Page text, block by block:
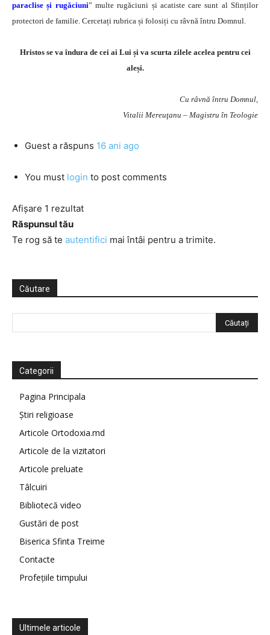
paraclise și rugăciuni” multe rugăciuni și acatiste care sunt al Sfinților
protectori de familie. Cercetați rubrica și folosiți cu râvnă întru Domnul.
Hristos se va îndura de cei ai Lui și va scurta zilele acelea pentru cei
aleși.
Cu râvnă întru Domnul,
Vitalii Mereuţanu – Magistru în Teologie
Guest a răspuns 16 ani ago
You must login to post comments
Afișare 1 rezultat
Răspunsul tău
Te rog să te autentifici mai întâi pentru a trimite.
Căutare
Categorii
Pagina Principala
Știri religioase
Articole Ortodoxia.md
Articole de la vizitatori
Articole preluate
Tâlcuiri
Bibliotecă video
Gustări de post
Biserica Sfinta Treime
Contacte
Profețiile timpului
Ultimele articole